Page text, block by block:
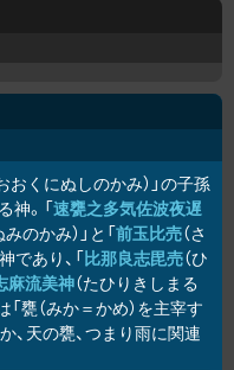
おくにぬしのかみ）」の子孫
神。「速甕之多気佐波夜遅
のかみ）」と「前玉比売（さ
であり、「比那良志毘売（ひ
麻流美神（たひりきしまる
甕（みか＝かめ）を主宰す
、天の甕、つまり雨に関連